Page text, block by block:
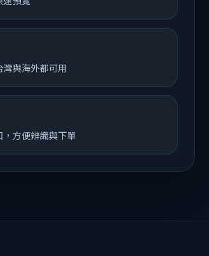
與海外都可用
方便辨識與下單